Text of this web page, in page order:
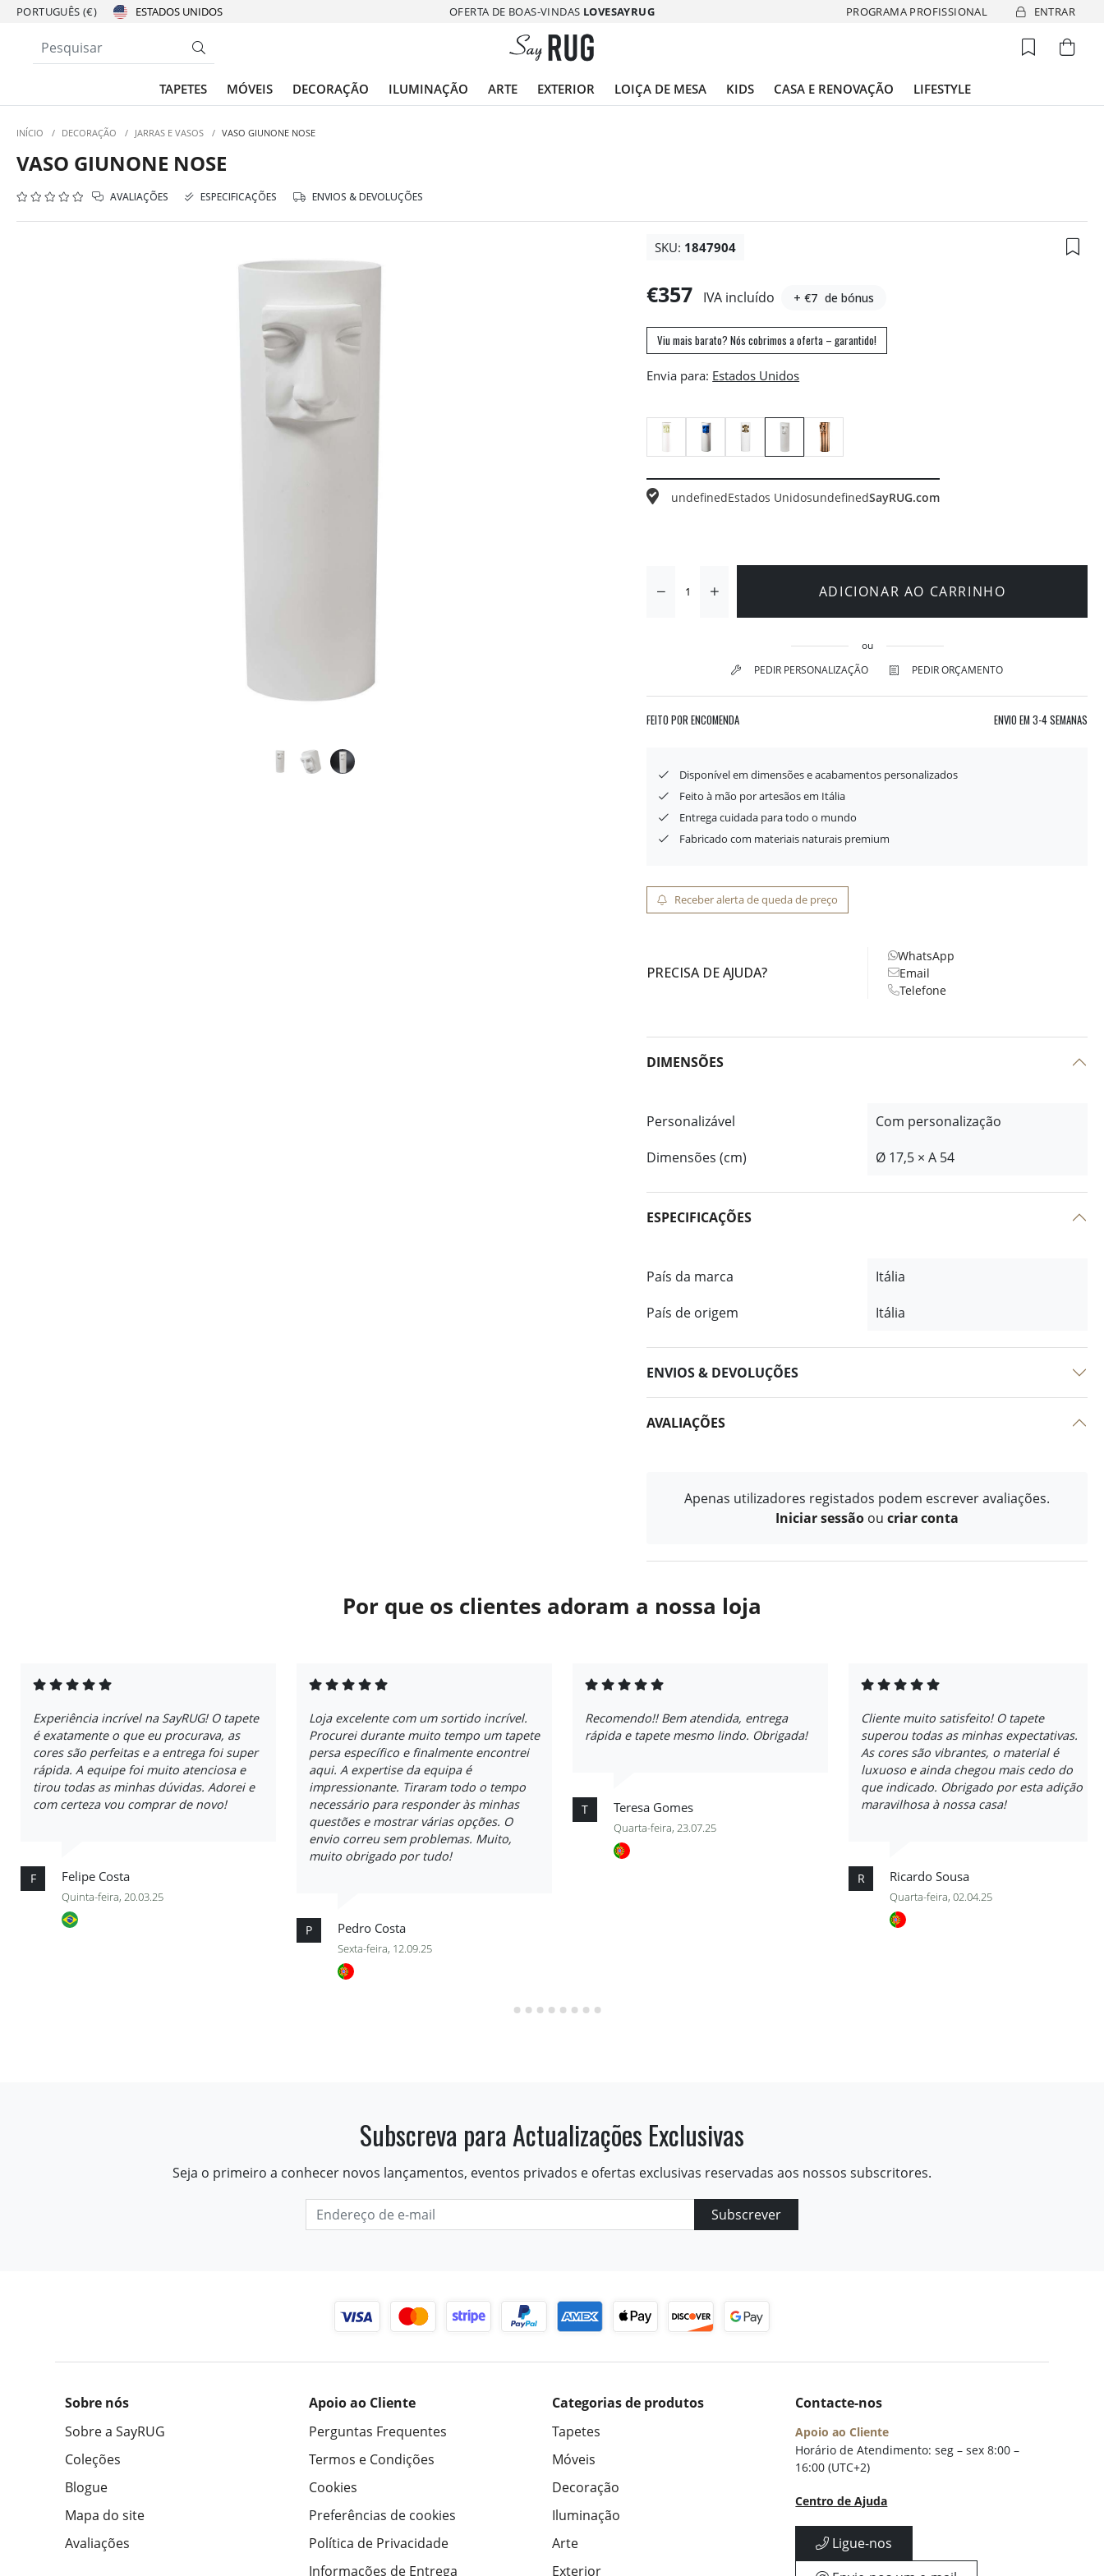
PORTUGUÊS (€) OFERTA DE BOAS-VINDAS LOVESAYRUG PROGRAMA PROFISSIONAL ENTRAR
TAPETES MÓVEIS DECORAÇÃO ILUMINAÇÃO ARTE EXTERIOR LOIÇA DE MESA KIDS CASA E RENOVAÇÃO LIFESTYLE
INÍCIO / DECORAÇÃO / JARRAS E VASOS / VASO GIUNONE NOSE
VASO GIUNONE NOSE
AVALIAÇÕES ESPECIFICAÇÕES ENVIOS & DEVOLUÇÕES
SKU: 1847904
€357 IVA incluído + €7 de bónus
Viu mais barato? Nós cobrimos a oferta – garantido!
Envia para:
undefinedEstados UnidosundefinedSayRUG.com
ADICIONAR AO CARRINHO
ou
PEDIR PERSONALIZAÇÃO
PEDIR ORÇAMENTO
FEITO POR ENCOMENDA ENVIO EM 3-4 SEMANAS
Disponível em dimensões e acabamentos personalizados
Feito à mão por artesãos em Itália
Entrega cuidada para todo o mundo
Fabricado com materiais naturais premium
Receber alerta de queda de preço
PRECISA DE AJUDA?
WhatsApp
Email
Telefone
DIMENSÕES
Personalizável
Com personalização
Dimensões (cm)
Ø 17,5 × A 54
ESPECIFICAÇÕES
País da marca
Itália
País de origem
Itália
ENVIOS & DEVOLUÇÕES
AVALIAÇÕES
Apenas utilizadores registados podem escrever avaliações.
Iniciar sessão ou criar conta
Por que os clientes adoram a nossa loja
Experiência incrível na SayRUG! O tapete
é exatamente o que eu procurava, as
cores são perfeitas e a entrega foi super
rápida. A equipe foi muito atenciosa e
tirou todas as minhas dúvidas. Adorei e
com certeza vou comprar de novo!
F Felipe Costa
Quinta-feira, 20.03.25
Loja excelente com um sortido incrível.
Procurei durante muito tempo um tapete
persa específico e finalmente encontrei
aqui. A expertise da equipa é
impressionante. Tiraram todo o tempo
necessário para responder às minhas
questões e mostrar várias opções. O
envio correu sem problemas. Muito,
muito obrigado por tudo!
P Pedro Costa
Sexta-feira, 12.09.25
Recomendo!! Bem atendida, entrega
rápida e tapete mesmo lindo. Obrigada!
T Teresa Gomes
Quarta-feira, 23.07.25
Cliente muito satisfeito! O tapete
superou todas as minhas expectativas.
As cores são vibrantes, o material é
luxuoso e ainda chegou mais cedo do
que indicado. Obrigado por esta adição
maravilhosa à nossa casa!
R Ricardo Sousa
Quarta-feira, 02.04.25
Subscreva para Actualizações Exclusivas
Seja o primeiro a conhecer novos lançamentos, eventos privados e ofertas exclusivas reservadas aos nossos subscritores.
Subscrever
Sobre nós
Sobre a SayRUG
Coleções
Blogue
Mapa do site
Avaliações
Apoio ao Cliente
Perguntas Frequentes
Termos e Condições
Cookies
Preferências de cookies
Política de Privacidade
Informações de Entrega
Categorias de produtos
Tapetes
Móveis
Decoração
Iluminação
Arte
Exterior
Contacte-nos
Apoio ao Cliente
Horário de Atendimento: seg – sex 8:00 –
16:00 (UTC+2)
Centro de Ajuda
Ligue-nos